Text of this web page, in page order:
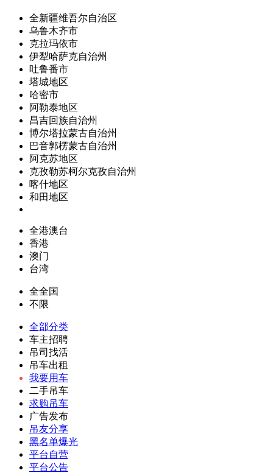
全新疆维吾尔自治区
乌鲁木齐市
克拉玛依市
伊犁哈萨克自治州
吐鲁番市
塔城地区
哈密市
阿勒泰地区
昌吉回族自治州
博尔塔拉蒙古自治州
巴音郭楞蒙古自治州
阿克苏地区
克孜勒苏柯尔克孜自治州
喀什地区
和田地区
全港澳台
香港
澳门
台湾
全全国
不限
全部分类
车主招聘
吊司找活
吊车出租
我要用车
二手吊车
求购吊车
广告发布
吊友分享
黑名单爆光
平台自营
平台公告